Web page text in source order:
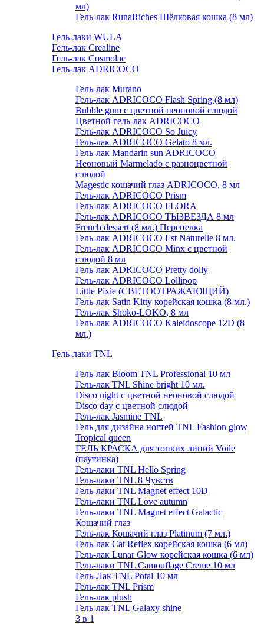
мл)
Гель-лак RunaRiches Шёлковая кошка (8 мл)
Гель-лаки WULA
Гель-лак Crealine
Гель-лак Cosmolac
Гель-лак ADRICOCO
Гель-лак Murano
Гель-лак ADRICOCO Flash Spring (8 мл)
Bubble gum с цветной неоновой слюдой
Цветной гель-лак ADRICOCO
Гель-лак ADRICOCO So Juicy
Гель-лак ADRICOCO Gelato 8 мл.
Гель-лак Mandarin sun ADRICOCO
Неоновый Marmelado с разноцветной
слюдой
Magestic кошачий глаз ADRICOCO, 8 мл
Гель-лак ADRICOCO Prism
Гель-лак ADRICOCO FLORA
Гель-лак ADRICOCO ТЫЗВЕЗДА 8 мл
French dessert (8 мл.) Перепелка
Гель-лак ADRICOCO Est Naturelle 8 мл.
Гель-лак ADRICOCO Minx с цветной
слюдой 8 мл
Гель-лак ADRICOCO Pretty dolly
Гель-лак ADRICOCO Lollipop
Little Pixie (СВЕТООТРАЖАЮЩИЙ)
Гель-лак Satin Kitty корейская кошка (8 мл.)
Гель-лак Shoko-LOKO, 8 мл
Гель-лак ADRICOCO Kaleidoscope 12D (8
мл.)
Гель-лаки TNL
Гель-лак Bloom TNL Professional 10 мл
Гель-лак TNL Shine bright 10 мл.
Disco night с цветной неоновой слюдой
Disco day с цветной слюдой
Гель-лак Jasmine TNL
Гель для дизайна ногтей TNL Fashion glow
Tropical queen
ГЕЛЬ КРАСКА для тонких линий Voile
(паутинка)
Гель-лаки TNL Hello Spring
Гель-лаки TNL 8 Чувств
Гель-лаки TNL Magnet effect 10D
Гель-лаки TNL Love autumn
Гель-лаки TNL Magnet effect Galactic
Кошачий глаз
Гель-лак Кошачий глаз Platinum (7 мл.)
Гель-лак Cat Reflex корейская кошка (6 мл)
Гель-лак Lunar Glow корейская кошка (6 мл)
Гель-лаки TNL Camouflage Creme 10 мл
Гель-Лак TNL Potal 10 мл
Гель-лак TNL Prism
Гель-лак plush
Гель-лак TNL Galaxy shine
3 в 1